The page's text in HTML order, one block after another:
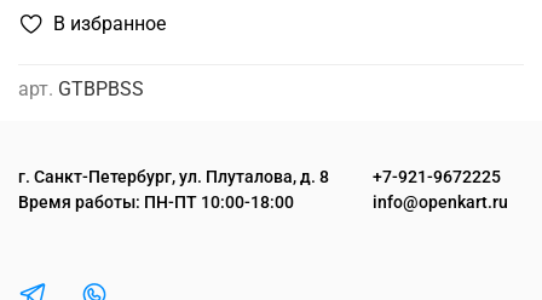
В избранное
арт. GTBPBSS
г. Санкт-Петербург, ул. Плуталова, д. 8
Время работы: ПН-ПТ 10:00-18:00
+7-921-9672225
info@openkart.ru